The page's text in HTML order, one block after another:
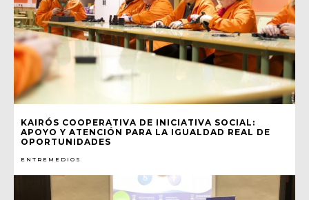
KAIRÓS COOPERATIVA DE INICIATIVA SOCIAL:
APOYO Y ATENCIÓN PARA LA IGUALDAD REAL DE
OPORTUNIDADES
ENTREMEDIOS